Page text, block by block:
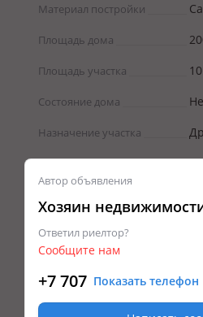
Материал постройки
Площадь дома
Площадь участка
Состояние дома
Назначение участка
Автор объявления
Хозяин
Ответил риелтор?
Сообщите нам
+7 707 Показать телефон